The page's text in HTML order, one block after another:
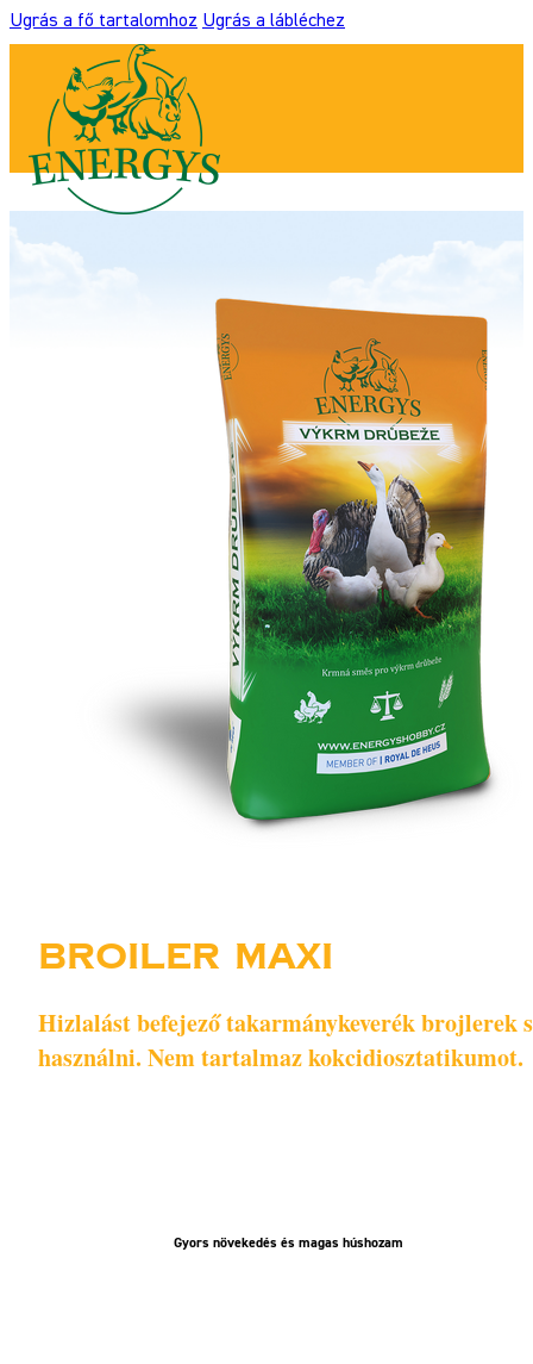
Ugrás a fő tartalomhoz Ugrás a lábléchez
BROILER MAXI
Hizlalást befejező takarmánykeverék brojlerek
használni. Nem tartalmaz kokcidiosztatikumot.
Gyors növekedés és magas húshozam